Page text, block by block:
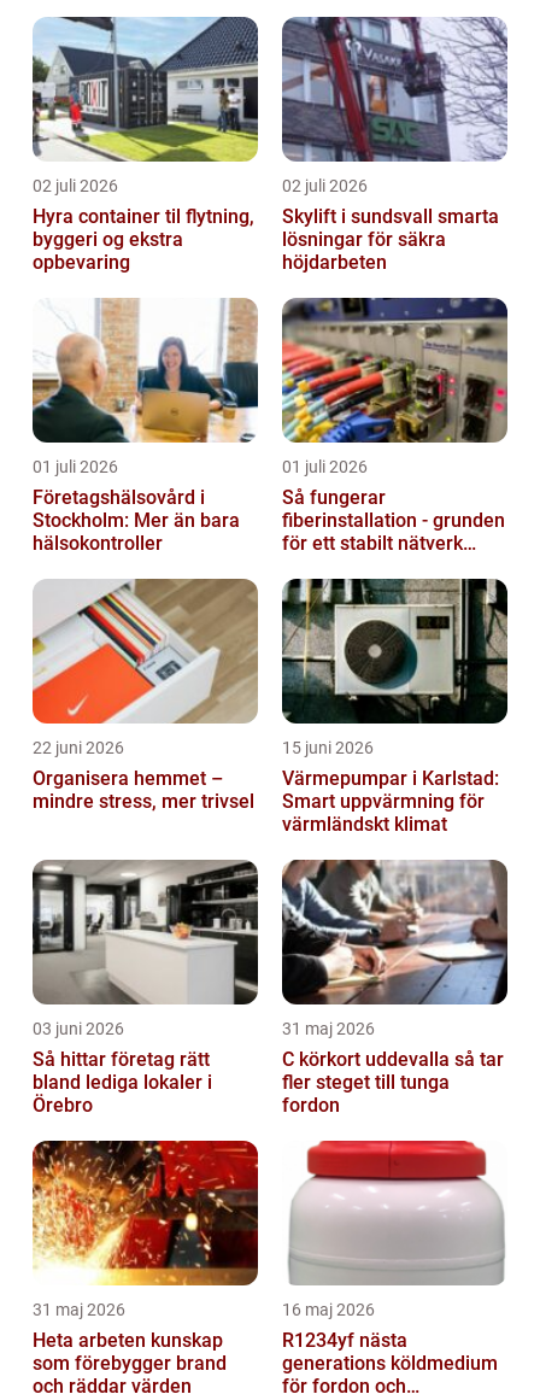
02 juli 2026
Hyra container til flytning,
byggeri og ekstra
opbevaring
02 juli 2026
Skylift i sundsvall smarta
lösningar för säkra
höjdarbeten
01 juli 2026
Företagshälsovård i
Stockholm: Mer än bara
hälsokontroller
01 juli 2026
Så fungerar
fiberinstallation - grunden
för ett stabilt nätverk
22 juni 2026
Organisera hemmet –
mindre stress, mer trivsel
15 juni 2026
Värmepumpar i Karlstad:
Smart uppvärmning för
värmländskt klimat
03 juni 2026
Så hittar företag rätt
bland lediga lokaler i
Örebro
31 maj 2026
C körkort uddevalla så tar
fler steget till tunga
fordon
31 maj 2026
Heta arbeten kunskap
som förebygger brand
och räddar värden
16 maj 2026
R1234yf nästa
generations köldmedium
för fordon och